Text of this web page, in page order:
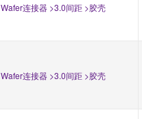
Wafer连接器 >3.0间距 >胶壳
Wafer连接器 >3.0间距 >胶壳